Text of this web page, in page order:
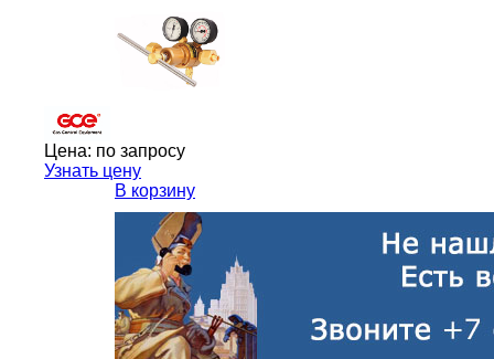
Цена: по запросу
Узнать цену
В корзину